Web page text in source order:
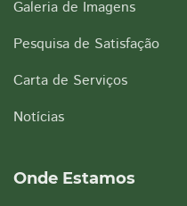
Galeria de Imagens
Pesquisa de Satisfação
Carta de Serviços
Notícias
Onde Estamos